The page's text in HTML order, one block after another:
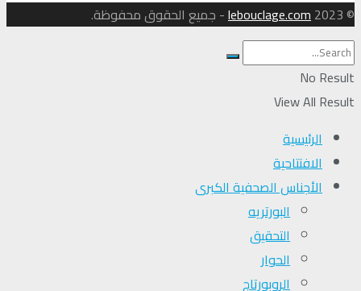
© 2023
lebouclage.com- جميع الحقوق محفوظة.
No Result
View All Result
الرئيسية
الافتتاحية
الأجناس الصحفية الكبرى
البورتريه
التحقیق
الحوار
الروبورتاج